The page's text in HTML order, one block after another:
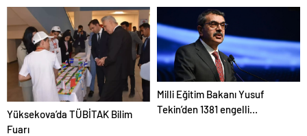
Yüksekova’da TÜBİTAK Bilim
Fuarı
Milli Eğitim Bakanı Yusuf
Tekin’den 1381 engelli